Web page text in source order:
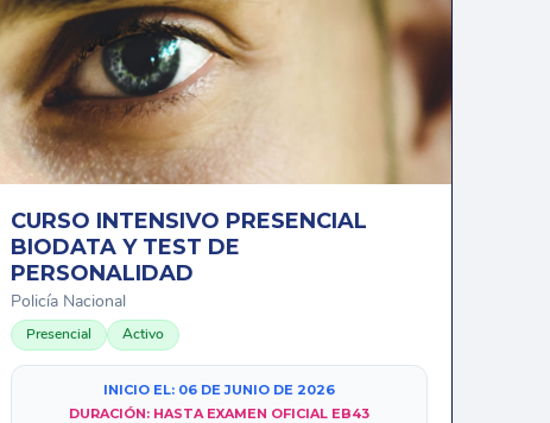
CURSO INTENSIVO PRESENCIAL
BIODATA Y TEST DE
PERSONALIDAD
Policía Nacional
Presencial Activo
INICIO EL: 06 DE JUNIO DE 2026
DURACIÓN: HASTA EXAMEN OFICIAL EB43